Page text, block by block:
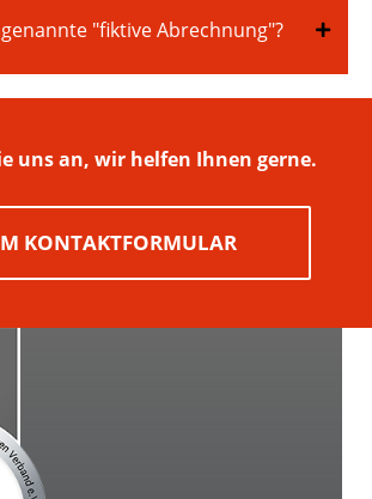
"fiktive Abrechnung"?
uns an, wir helfen Ihnen gerne.
KONTAKTFORMULAR